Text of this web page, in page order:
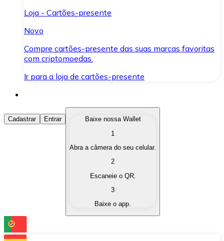
Loja - Cartões-presente
Novo
Compre cartões-presente das suas marcas favoritas
com criptomoedas.
Ir para a loja de cartões-presente
Comprar Criptomoedas
Compre as criptomoedas de seu interesse de forma
Converta suas criptomoedas em moeda fiduciária
Troque uma criptomoeda por outra
Cadastrar Entrar
Baixe nossa Wallet
1
Abra a câmera do seu celular.
2
Escaneie o QR.
3
Baixe o app.